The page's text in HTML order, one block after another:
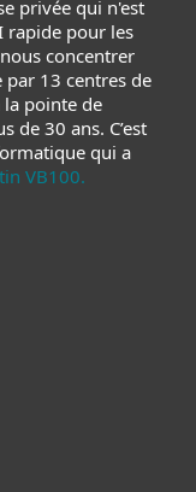
privée qui n'est
rapide pour les
concentrer
13 centres de
la pointe de
de 30 ans. C’est
qui a
VB100.